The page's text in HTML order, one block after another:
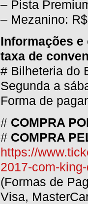
– Pista
– Mezanino:
Informações
taxa de
# Bilheteria do
Segunda a
Forma de
# COMPRA
# COMPRA
https://
2017-com-
(Formas de
Visa,